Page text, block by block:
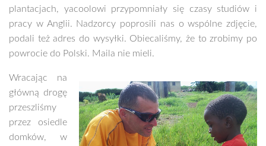
plantacjach, yacoolowi przypomniały się czasy studiów i
pracy w Anglii. Nadzorcy poprosili nas o wspólne zdjęcie,
podali też adres do wysyłki. Obiecaliśmy, że to zrobimy po
powrocie do Polski. Maila nie mieli.
Wracając na
główną drogę
przeszliśmy
przez osiedle
domków, w